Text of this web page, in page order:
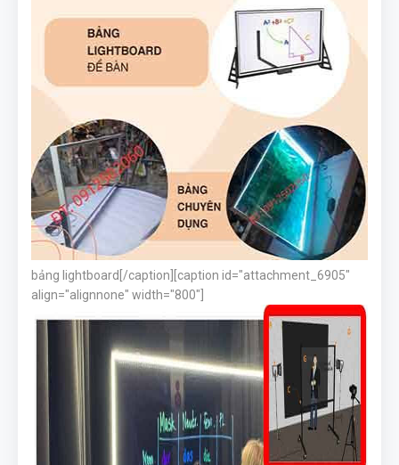
bảng lightboard[/caption][caption id="attachment_6905"
align="alignnone" width="800"]